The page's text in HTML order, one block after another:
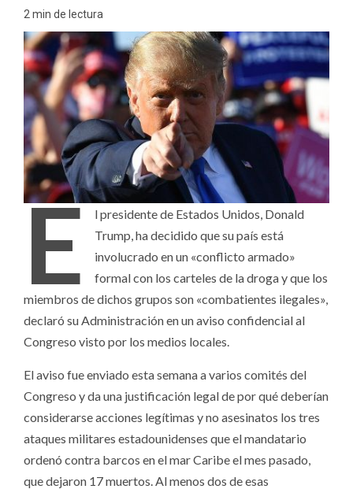
2 min de lectura
E
l presidente de Estados Unidos, Donald
Trump, ha decidido que su país está
involucrado en un «conflicto armado»
formal con los carteles de la droga y que los
miembros de dichos grupos son «combatientes ilegales»,
declaró su Administración en un aviso confidencial al
Congreso visto por los medios locales.
El aviso fue enviado esta semana a varios comités del
Congreso y da una justificación legal de por qué deberían
considerarse acciones legítimas y no asesinatos los tres
ataques militares estadounidenses que el mandatario
ordenó contra barcos en el mar Caribe el mes pasado,
que dejaron 17 muertos. Al menos dos de esas